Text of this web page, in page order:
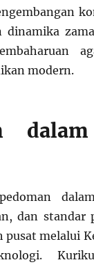
modern.
dan standar
melalui